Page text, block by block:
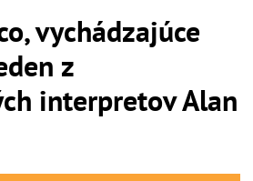
vychádzajúce
z
interpretov Alan